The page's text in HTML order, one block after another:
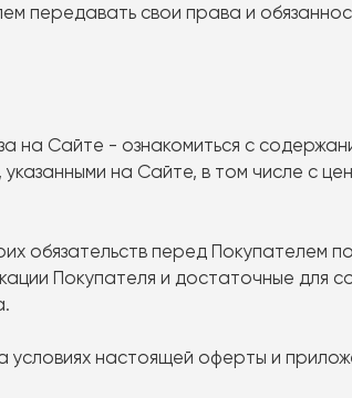
передавать свои права и
на Сайте - ознакомиться с
на Сайте, в том числе с
обязательств перед Покупателем
Покупателя и достаточные для
условиях настоящей оферты и